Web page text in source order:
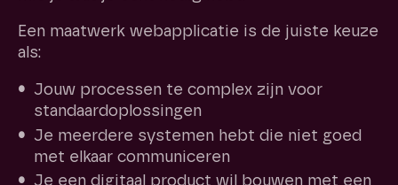
Een maatwerk webapplicatie is de juiste keuze
als:
Jouw processen te complex zijn voor
standaardoplossingen
Je meerdere systemen hebt die niet goed
met elkaar communiceren
Je een digitaal product wil bouwen met een